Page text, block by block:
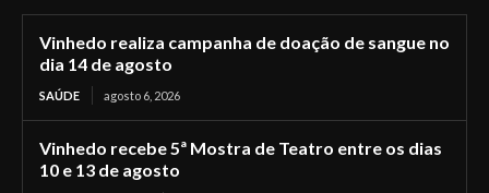
Vinhedo realiza campanha de doação de sangue no
dia 14 de agosto
SAÚDE agosto 6, 2026
Vinhedo recebe 5ª Mostra de Teatro entre os dias
10 e 13 de agosto